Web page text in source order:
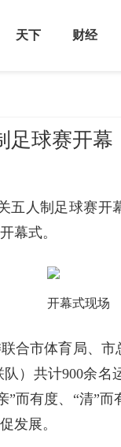
天下 财经
足球赛开幕
五人制足球赛开
幕式。
开幕式现场
合市体育局、
）共计900余
而有度、“清”
发展。